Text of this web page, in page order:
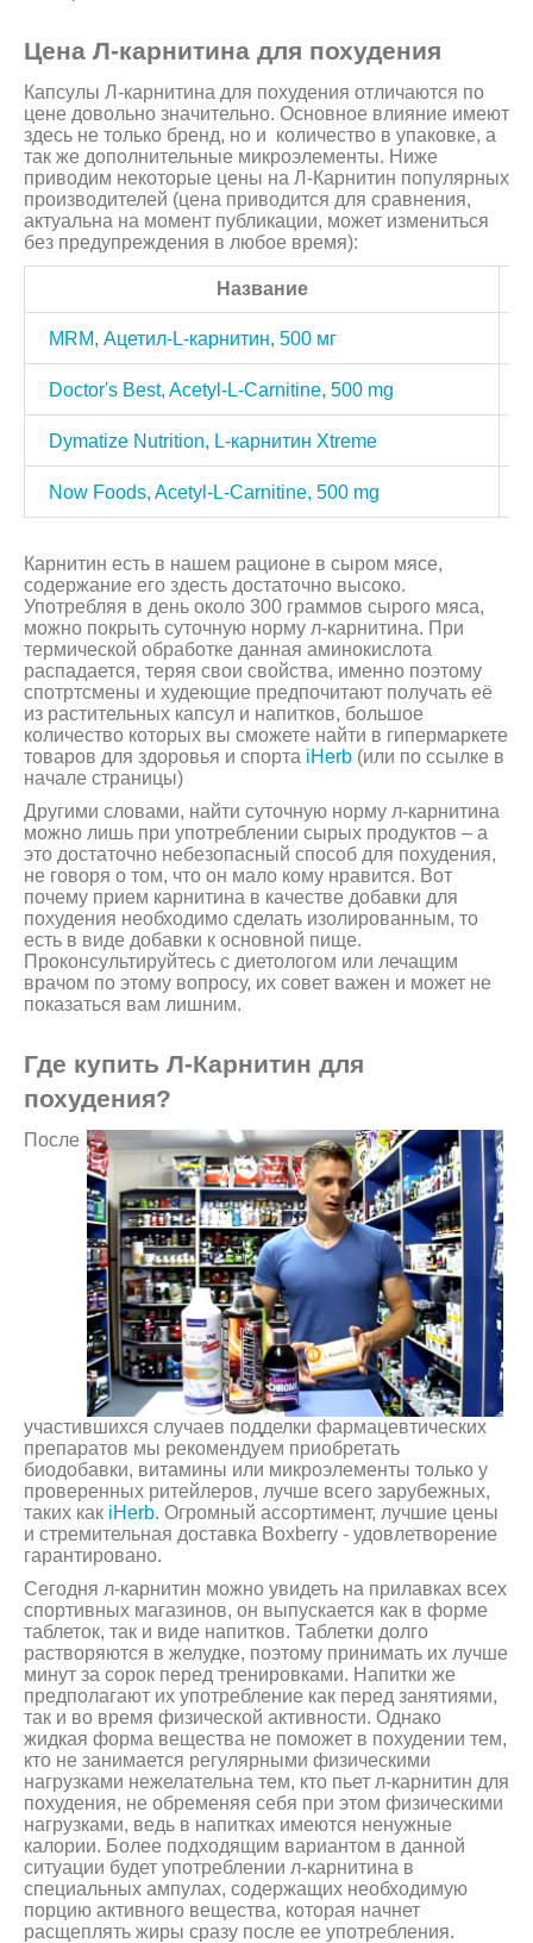
Цена Л-карнитина для похудения
Капсулы Л-карнитина для похудения отличаются по
цене довольно значительно. Основное влияние имеют
здесь не только бренд, но и количество в упаковке, а
так же дополнительные микроэлементы. Ниже
приводим некоторые цены на Л-Карнитин популярных
производителей (цена приводится для сравнения,
актуальна на момент публикации, может измениться
без предупреждения в любое время):
Название
MRM, Ацетил-L-карнитин, 500 мг
Doctor's Best, Acetyl-L-Carnitine, 500 mg
Dymatize Nutrition, L-карнитин Xtreme
Now Foods, Acetyl-L-Carnitine, 500 mg
Карнитин есть в нашем рационе в сыром мясе,
содержание его здесть достаточно высоко.
Употребляя в день около 300 граммов сырого мяса,
можно покрыть суточную норму л-карнитина. При
термической обработке данная аминокислота
распадается, теряя свои свойства, именно поэтому
спотртсмены и худеющие предпочитают получать её
из растительных капсул и напитков, большое
количество которых вы сможете найти в гипермаркете
товаров для здоровья и спорта iHerb (или по ссылке в
начале страницы)
Другими словами, найти суточную норму л-карнитина
можно лишь при употреблении сырых продуктов – а
это достаточно небезопасный способ для похудения,
не говоря о том, что он мало кому нравится. Вот
почему прием карнитина в качестве добавки для
похудения необходимо сделать изолированным, то
есть в виде добавки к основной пище.
Проконсультируйтесь с диетологом или лечащим
врачом по этому вопросу, их совет важен и может не
показаться вам лишним.
Где купить Л-Карнитин для
похудения?
После
участившихся случаев подделки фармацевтических
препаратов мы рекомендуем приобретать
биодобавки, витамины или микроэлементы только у
проверенных ритейлеров, лучше всего зарубежных,
таких как iHerb. Огромный ассортимент, лучшие цены
и стремительная доставка Boxberry - удовлетворение
гарантировано.
Сегодня л-карнитин можно увидеть на прилавках всех
спортивных магазинов, он выпускается как в форме
таблеток, так и виде напитков. Таблетки долго
растворяются в желудке, поэтому принимать их лучше
минут за сорок перед тренировками. Напитки же
предполагают их употребление как перед занятиями,
так и во время физической активности. Однако
жидкая форма вещества не поможет в похудении тем,
кто не занимается регулярными физическими
нагрузками нежелательна тем, кто пьет л-карнитин для
похудения, не обременяя себя при этом физическими
нагрузками, ведь в напитках имеются ненужные
калории. Более подходящим вариантом в данной
ситуации будет употреблении л-карнитина в
специальных ампулах, содержащих необходимую
порцию активного вещества, которая начнет
расщеплять жиры сразу после ее употребления.